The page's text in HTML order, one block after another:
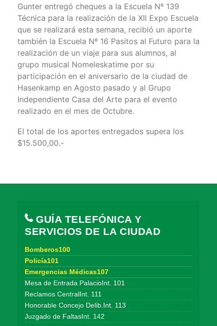
Gunter entregó cheques a la Escuela Nº 139
Técnica para la realización de la XII Expo Escuela
que se realizará esta semana, recibió un aporte
también la Escuela Nº 16 Pasitos al Futuro para la
realización de un viaje para sus alumnos, al
grupo musical Nomeleskatime por su
participación en el aniversario de la ciudad de
Hasenkamp en Agosto pasado y al Grupo
Independiente Casa del Arte para el evento
realizado en el mes de Octubre.
El total de los aportes entregados supera los
$15.500,00.-
GUÍA TELEFÓNICA Y
SERVICIOS DE LA CIUDAD
Bomberos100
Policía101
Emergencias Médicas107
Mesa de Entrada PalacioInt. 101
Reclamos CentralInt. 111
Honorable Concejo Delib.Int. 113
Juzgado de FaltasInt. 142